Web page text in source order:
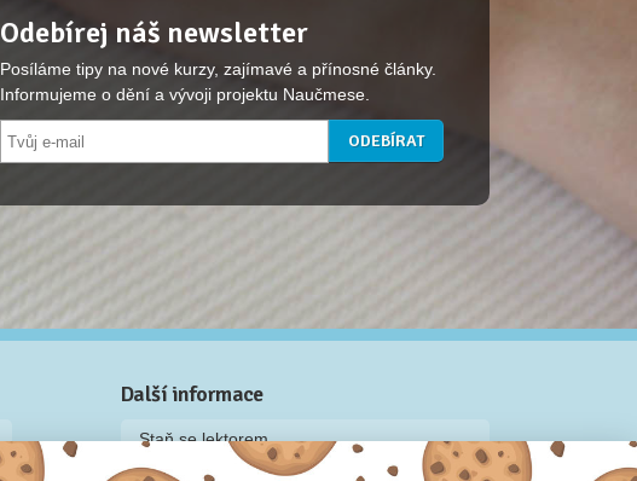
Odebírej náš newsletter
Posíláme tipy na nové kurzy, zajímavé a přínosné články.
Informujeme o dění a vývoji projektu Naučmese.
Další informace
Staň se lektorem